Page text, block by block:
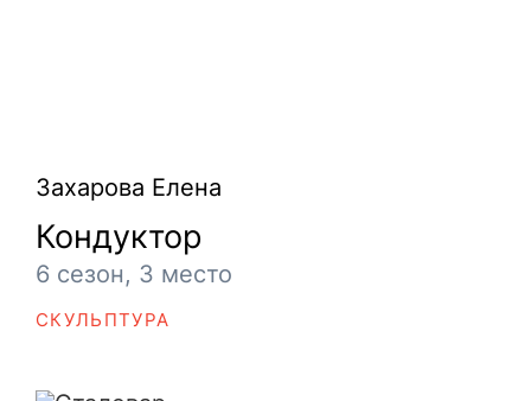
Захарова Елена
Кондуктор
6 сезон, 3 место
СКУЛЬПТУРА